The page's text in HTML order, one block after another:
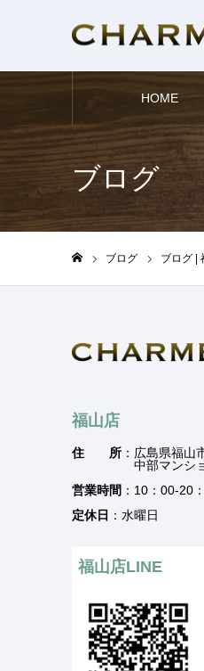
HOME
ブログ
ブログ ブログ |
福山店
住 所 ：広島県福山
中部マンショ
営業時間 ：10：00-20
定休日 ：水曜日
福山店LINE